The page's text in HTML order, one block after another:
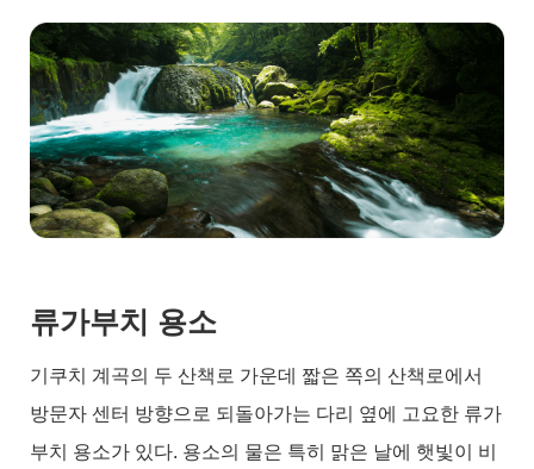
류가부치 용소
기쿠치 계곡의 두 산책로 가운데 짧은 쪽의 산책로에서
방문자 센터 방향으로 되돌아가는 다리 옆에 고요한 류가
부치 용소가 있다. 용소의 물은 특히 맑은 날에 햇빛이 비